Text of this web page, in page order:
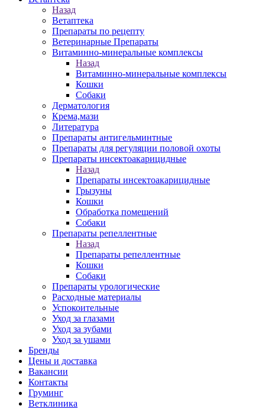
Назад
Ветаптека
Препараты по рецепту
Ветеринарные Препараты
Витаминно-минеральные комплексы
Назад
Витаминно-минеральные комплексы
Кошки
Собаки
Дерматология
Крема,мази
Литература
Препараты антигельминтные
Препараты для регуляции половой охоты
Препараты инсектоакарицидные
Назад
Препараты инсектоакарицидные
Грызуны
Кошки
Обработка помещений
Собаки
Препараты репеллентные
Назад
Препараты репеллентные
Кошки
Собаки
Препараты урологические
Расходные материалы
Успокоительные
Уход за глазами
Уход за зубами
Уход за ушами
Бренды
Цены и доставка
Вакансии
Контакты
Груминг
Ветклиника